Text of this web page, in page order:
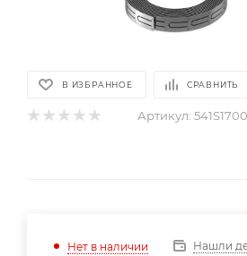
В ИЗБРАННОЕ СРАВНИТЬ
Артикул:
Нет в наличии Нашли